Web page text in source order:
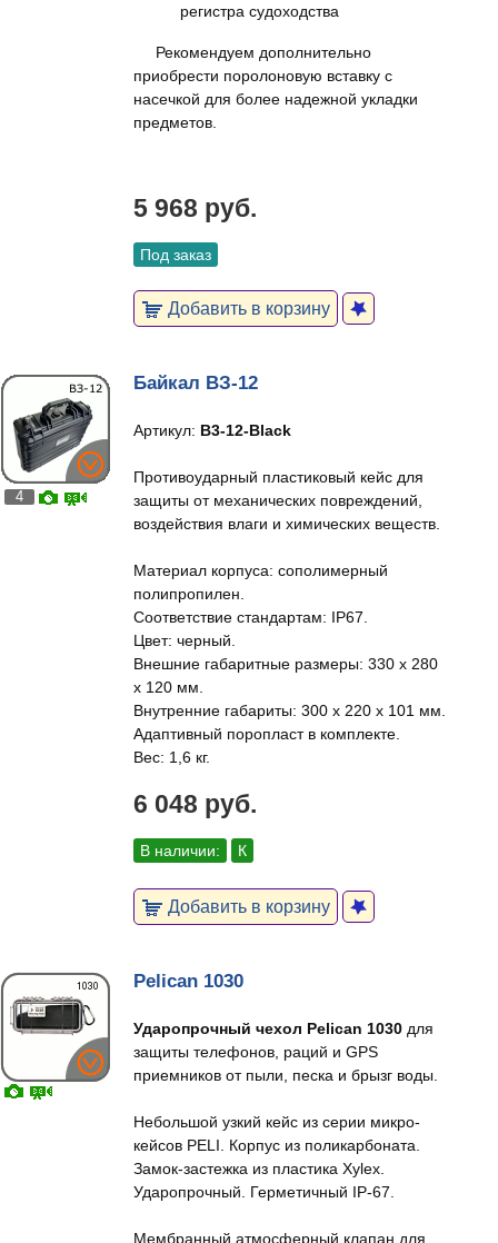
регистра судоходства
Рекомендуем дополнительно
приобрести поролоновую вставку с
насечкой для более надежной укладки
предметов.
5 968 руб.
Под заказ
Добавить в корзину
4
Байкал ВЗ-12
Артикул: В3-12-Black
Противоударный пластиковый кейс для
защиты от механических повреждений,
воздействия влаги и химических веществ.
Материал корпуса: сополимерный
полипропилен.
Соответствие стандартам: IP67.
Цвет: черный.
Внешние габаритные размеры: 330 х 280
х 120 мм.
Внутренние габариты: 300 х 220 х 101 мм.
Адаптивный поропласт в комплекте.
Вес: 1,6 кг.
6 048 руб.
В наличии: К
Добавить в корзину
Pelican 1030
Ударопрочный чехол Pelican 1030 для
защиты телефонов, раций и GPS
приемников от пыли, песка и брызг воды.
Небольшой узкий кейс из серии микро-
кейсов PELI. Корпус из поликарбоната.
Замок-застежка из пластика Xylex.
Ударопрочный. Герметичный IP-67.
Мембранный атмосферный клапан для